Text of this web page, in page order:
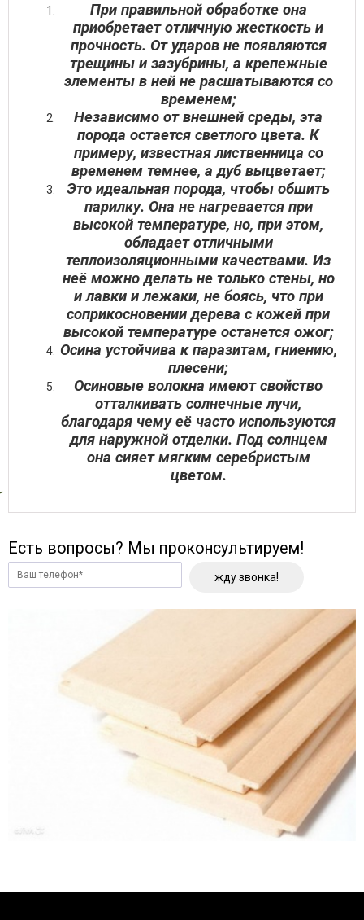
При правильной обработке она
приобретает отличную жесткость и
прочность. От ударов не появляются
трещины и зазубрины, а крепежные
элементы в ней не расшатываются со
временем;
Независимо от внешней среды, эта
порода остается светлого цвета. К
примеру, известная лиственница со
временем темнее, а дуб выцветает;
Это идеальная порода, чтобы обшить
парилку. Она не нагревается при
высокой температуре, но, при этом,
обладает отличными
теплоизоляционными качествами. Из
неё можно делать не только стены, но
и лавки и лежаки, не боясь, что при
соприкосновении дерева с кожей при
высокой температуре останется ожог;
Осина устойчива к паразитам, гниению,
плесени;
Осиновые волокна имеют свойство
отталкивать солнечные лучи,
благодаря чему её часто используются
для наружной отделки. Под солнцем
она сияет мягким серебристым
цветом.
Есть вопросы? Мы проконсультируем!
жду звонка!